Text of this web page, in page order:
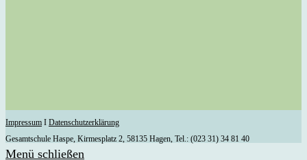
Impressum I Datenschutzerklärung
Gesamtschule Haspe, Kirmesplatz 2, 58135 Hagen, Tel.: (023 31) 34 81 40
Menü schließen